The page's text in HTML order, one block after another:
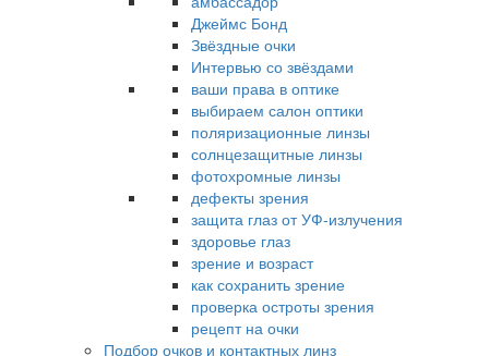
Джеймс Бонд
Звёздные очки
Интервью со звёздами
ваши права в оптике
выбираем салон оптики
поляризационные линзы
солнцезащитные линзы
фотохромные линзы
дефекты зрения
защита глаз от УФ-излучения
здоровье глаз
зрение и возраст
как сохранить зрение
проверка остроты зрения
рецепт на очки
Подбор очков и контактных линз